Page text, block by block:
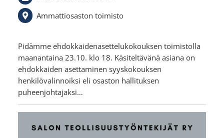
Ammattiosaston toimisto
Pidämme ehdokkaidenasettelukokouksen toimistolla
maanantaina 23.10. klo 18. Käsiteltävänä asiana on
ehdokkaiden asettaminen syyskokouksen
henkilövalinnoiksi eli osaston hallituksen
puheenjohtajaksi…